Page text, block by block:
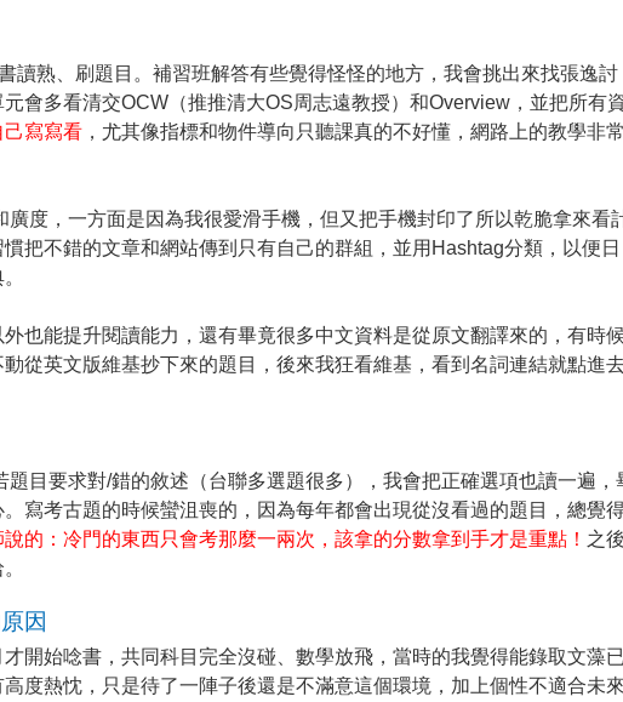
讀熟、刷題目。補習班解答有些覺得怪怪的地方，我會挑出來找張逸討
會多看清交OCW（推推清大OS周志遠教授）和Overview，並把所有
己寫寫看 ，尤其像指標和物件導向只聽課真的不好懂，網路上的教學非常
度，一方面是因為我很愛滑手機，但又把手機封印了所以乾脆拿來看
不錯的文章和網站傳到只有自己的群組，並用Hashtag分類，以便日
也能提升閱讀能力，還有畢竟很多中文資料是從原文翻譯來的，有時候
從英文版維基抄下來的題目，後來我狂看維基，看到名詞連結就點進
目要求對/錯的敘述（台聯多選題很多），我會把正確選項也讀一遍，
寫考古題的時候蠻沮喪的，因為每年都會出現從沒看過的題目，總覺
的：冷門的東西只會考那麼一兩次，該拿的分數拿到手才是重點！ 之後
因
開始唸書，共同科目完全沒碰、數學放飛，當時的我覺得能錄取文藻已
度熱忱，只是待了一陣子後還是不滿意這個環境，加上個性不適合未來